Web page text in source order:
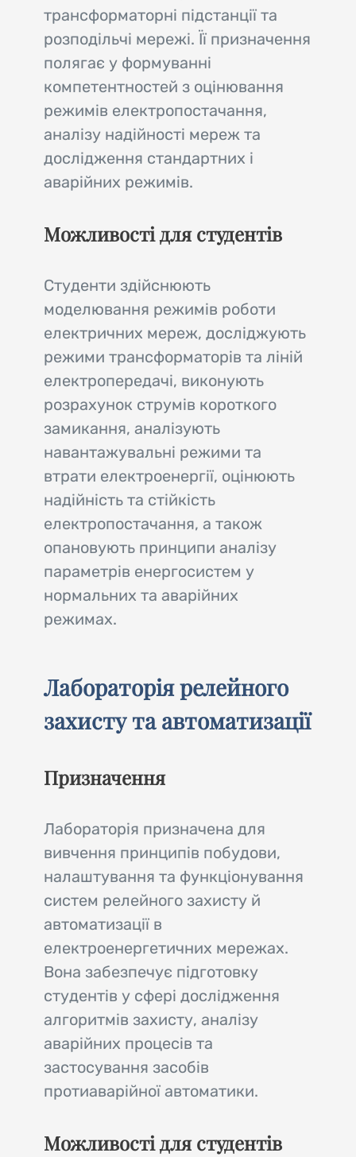
трансформаторні підстанції та
розподільчі мережі. Її призначення
полягає у формуванні
компетентностей з оцінювання
режимів електропостачання,
аналізу надійності мереж та
дослідження стандартних і
аварійних режимів.
Можливості для студентів
Студенти здійснюють
моделювання режимів роботи
електричних мереж, досліджують
режими трансформаторів та ліній
електропередачі, виконують
розрахунок струмів короткого
замикання, аналізують
навантажувальні режими та
втрати електроенергії, оцінюють
надійність та стійкість
електропостачання, а також
опановують принципи аналізу
параметрів енергосистем у
нормальних та аварійних
режимах.
Лабораторія релейного
захисту та автоматизації
Призначення
Лабораторія призначена для
вивчення принципів побудови,
налаштування та функціонування
систем релейного захисту й
автоматизації в
електроенергетичних мережах.
Вона забезпечує підготовку
студентів у сфері дослідження
алгоритмів захисту, аналізу
аварійних процесів та
застосування засобів
протиаварійної автоматики.
Можливості для студентів